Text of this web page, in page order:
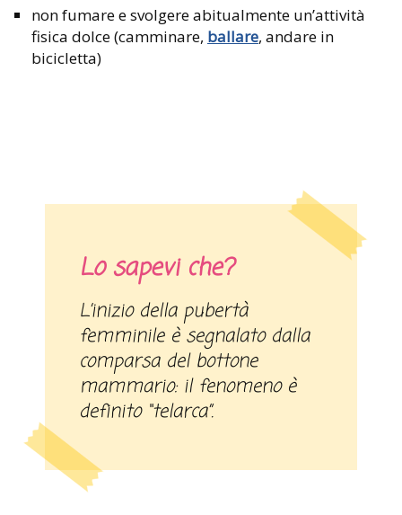
non fumare e svolgere abitualmente un’attività
fisica dolce (camminare, ballare, andare in
bicicletta)
Lo sapevi che?
L’inizio della pubertà
femminile è segnalato dalla
comparsa del bottone
mammario: il fenomeno è
definito “telarca”.